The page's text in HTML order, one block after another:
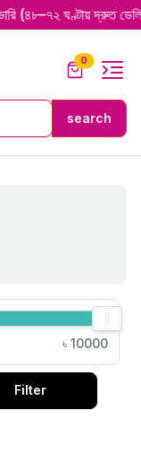
ঘণ্টায় দ্রুত
0
৳ 10000
Filter